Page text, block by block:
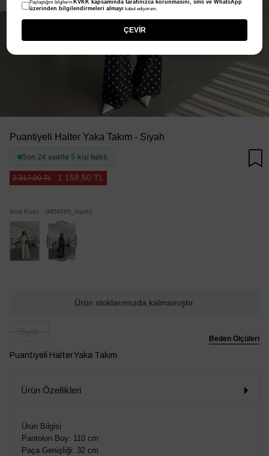
Puantiyeli Halter Yaka Takım - Siyah
Son 24 saatte 5 kişi baktı
2.317,00 TL 1.158,50 TL
Stok Kodu (MD4585_Siyah)
Tükendi Tükendi
Ürün stoklarımızda kalmamıştır.
Beden Ölçüleri
Puantiyeli Halter Yaka Takım
Ürün Özellikleri
Ürün Bilgisi
Pantolon Boy: 110 cm
Paça Genişliği: 32 cm
Paylaştığım bilgilerin KVKK kapsamında tarafınızca korunmasını, sms ve WhatsApp
üzerinden bilgilendirmeleri almayı kabul ediyorum.
ÇEVİR